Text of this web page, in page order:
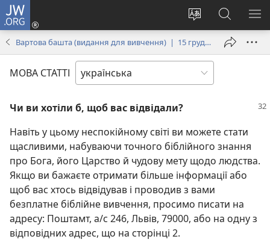
JW.ORG
Змінити
сайту
Увійти
(відкривається
новому
вікні)
Пошук
на
сайті
Вартова башта (видання для вивчення) | 15 грудня 2000
МОВА СТАТТІ
Чи ви хотіли б, щоб вас відвідали?
Навіть у цьому неспокійному світі ви можете стати
щасливими, набуваючи точного біблійного знання
про Бога, його Царство й чудову мету щодо людства.
Якщо ви бажаєте отримати більше інформації або
щоб вас хтось відвідував і проводив з вами
безплатне біблійне вивчення, просимо писати на
адресу: Поштамт, а/с 246, Львів, 79000, або на одну з
відповідних адрес, що на сторінці 2.